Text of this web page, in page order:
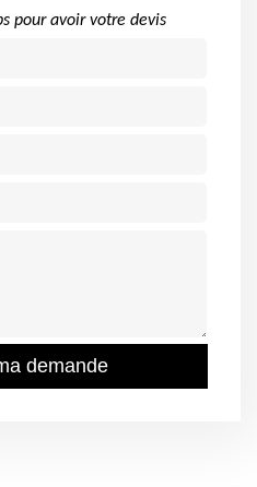
pour avoir votre devis